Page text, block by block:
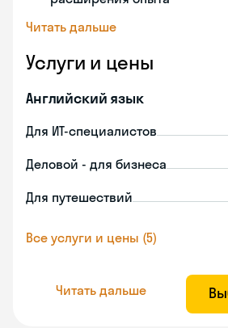
Читать дальше
Услуги и цены
Английский язык
Для ИТ-специалистов
Деловой - для бизнеса
Для путешествий
Все услуги и цены (5)
Читать дальше